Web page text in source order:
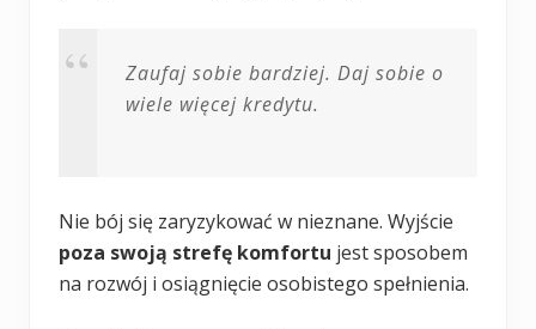
Zaufaj sobie bardziej. Daj sobie o
wiele więcej kredytu.
Nie bój się zaryzykować w nieznane. Wyjście
poza swoją strefę komfortu jest sposobem
na rozwój i osiągnięcie osobistego spełnienia.